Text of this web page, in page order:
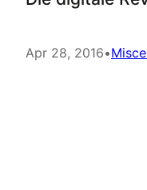
Apr 28, 2016•